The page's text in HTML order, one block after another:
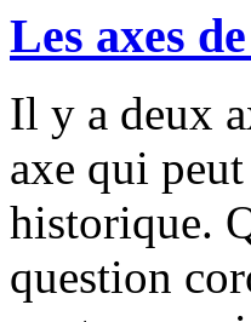
Les axes
Il y a deux
axe qui
historique.
question